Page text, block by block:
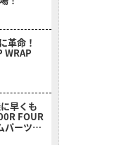
革命！
WRAP
早くも
FOUR
パーツ一